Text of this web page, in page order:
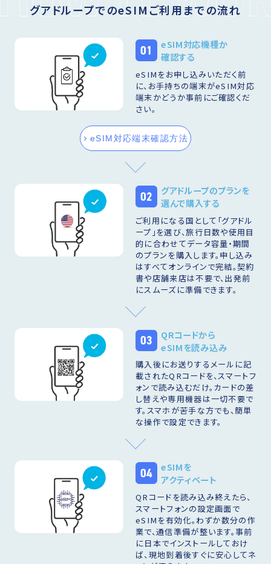
グアドループでのeSIMご利用までの流れ
01
eSIM対応機種か
確認する
eSIMをお申し込みいただく前
に、お手持ちの端末がeSIM対応
端末かどうか事前にご確認くだ
さい。
eSIM対応端末確認方法
02
グアドループのプランを
選んで購入する
ご利用になる国として「グアドル
ープ」を選び、旅行日数や使用目
的に合わせてデータ容量・期間
のプランを購入します。申し込み
はすべてオンラインで完結。契約
書や店舗来店は不要で、出発前
にスムーズに準備できます。
03
QRコードから
eSIMを読み込み
購入後にお送りするメールに記
載されたQRコードを、スマートフ
ォンで読み込むだけ。カードの差
し替えや専用機器は一切不要で
す。スマホが苦手な方でも、簡単
な操作で設定できます。
04
eSIMを
アクティベート
QRコードを読み込み終えたら、
スマートフォンの設定画面で
eSIMを有効化。わずか数分の作
業で、通信準備が整います。事前
に日本でインストールしておけ
ば、現地到着後すぐに安心してネ